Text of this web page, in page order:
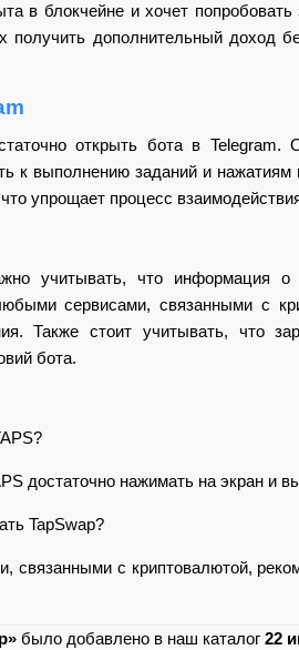
в блокчейне и хочет
дополнительный доход
открыть бота в
к выполнению заданий и
упрощает процесс
учитывать, что информация
сервисами, связанными с
Также стоит учитывать, что
бота.
достаточно нажимать на экран и
TapSwap?
связанными с криптовалютой,
было добавлено в наш каталог 22